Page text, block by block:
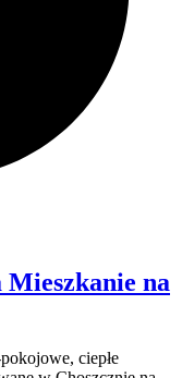
Mieszkanie na
ciepłe